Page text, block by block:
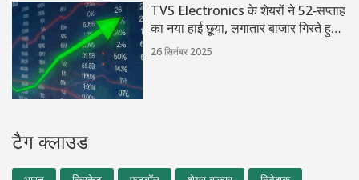
TVS Electronics के शेयरों ने 52‑सप्ताह
का नया हाई छूया, लगातार बाजार गिरते हुए
भी
26 सितंबर 2025
टैग क्लाउड